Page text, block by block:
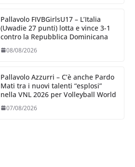
Pallavolo FIVBGirlsU17 – L’Italia
(Uwadie 27 punti) lotta e vince 3-1
contro la Repubblica Dominicana
08/08/2026
Pallavolo Azzurri – C’è anche Pardo
Mati tra i nuovi talenti “esplosi”
nella VNL 2026 per Volleyball World
07/08/2026